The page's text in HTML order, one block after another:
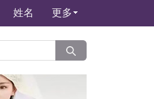
姓名 更多